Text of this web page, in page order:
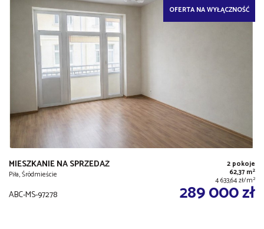
OFERTA NA WYŁĄCZNOŚĆ
MIESZKANIE NA SPRZEDAŻ
Piła, Śródmieście
2 pokoje
62,37 m2
4 633,64 zł/m2
ABC-MS-97278 289 000 zł